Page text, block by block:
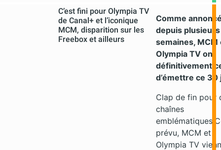
C’est fini pour Olympia TV
de Canal+ et l’iconique
MCM, disparition sur les
Freebox et ailleurs
Comme
depuis plusieurs
semaines, MCM
Olympia TV ont
définitivement
d’émettre ce 30
Clap de fin pour
chaînes
prévu, MCM et
Olympia TV